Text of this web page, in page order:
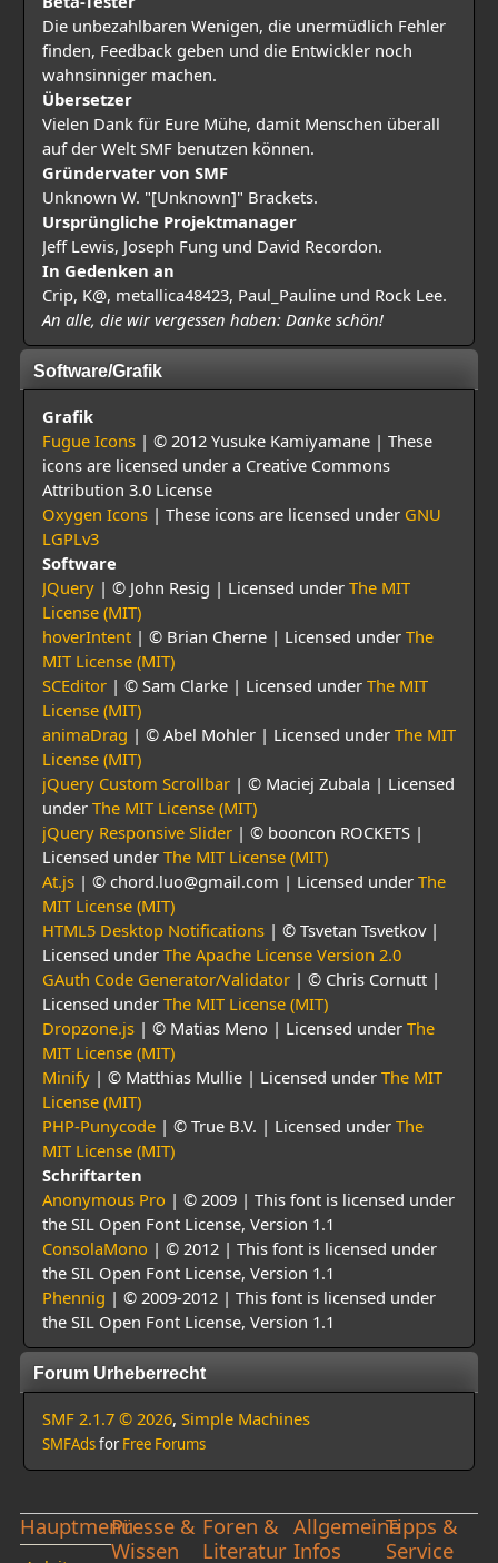
Die unbezahlbaren Wenigen, die unermüdlich Fehler
finden, Feedback geben und die Entwickler noch
wahnsinniger machen.
Übersetzer
Vielen Dank für Eure Mühe, damit Menschen überall
auf der Welt SMF benutzen können.
Gründervater von SMF
Unknown W. "[Unknown]" Brackets.
Ursprüngliche Projektmanager
Jeff Lewis, Joseph Fung und David Recordon.
In Gedenken an
Crip, K@, metallica48423, Paul_Pauline und Rock Lee.
An alle, die wir vergessen haben: Danke schön!
Software/Grafik
Grafik
Fugue Icons | © 2012 Yusuke Kamiyamane | These
icons are licensed under a Creative Commons
Attribution 3.0 License
Oxygen Icons | These icons are licensed under GNU
LGPLv3
Software
JQuery | © John Resig | Licensed under The MIT
License (MIT)
hoverIntent | © Brian Cherne | Licensed under The
MIT License (MIT)
SCEditor | © Sam Clarke | Licensed under The MIT
License (MIT)
animaDrag | © Abel Mohler | Licensed under The MIT
License (MIT)
jQuery Custom Scrollbar | © Maciej Zubala | Licensed
under The MIT License (MIT)
jQuery Responsive Slider | © booncon ROCKETS |
Licensed under The MIT License (MIT)
At.js | © chord.luo@gmail.com | Licensed under The
MIT License (MIT)
HTML5 Desktop Notifications | © Tsvetan Tsvetkov |
Licensed under The Apache License Version 2.0
GAuth Code Generator/Validator | © Chris Cornutt |
Licensed under The MIT License (MIT)
Dropzone.js | © Matias Meno | Licensed under The
MIT License (MIT)
Minify | © Matthias Mullie | Licensed under The MIT
License (MIT)
PHP-Punycode | © True B.V. | Licensed under The
MIT License (MIT)
Schriftarten
Anonymous Pro | © 2009 | This font is licensed under
the SIL Open Font License, Version 1.1
ConsolaMono | © 2012 | This font is licensed under
the SIL Open Font License, Version 1.1
Phennig | © 2009-2012 | This font is licensed under
the SIL Open Font License, Version 1.1
Forum Urheberrecht
SMF 2.1.7 © 2026, Simple Machines
SMFAdsforFree Forums
HauptmenüPresse &
Wissen
Foren &
Literatur
Allgemeine
Infos
Tipps &
Service